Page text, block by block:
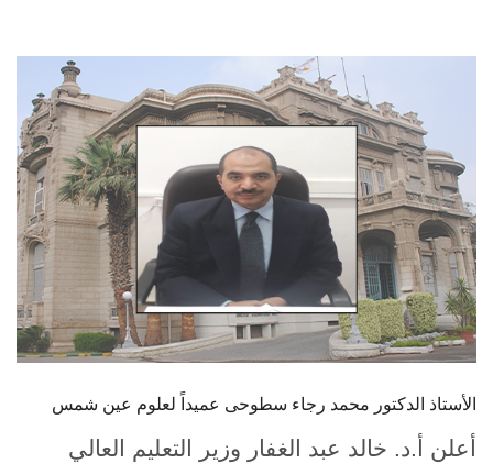
تواصل معنا
الطلاب
هيئة التدريس
الدراسات العليا
الخريجين
الأستاذ الدكتور محمد رجاء سطوحى عميداً لعلوم عين شمس
أعلن أ.د. خالد عبد الغفار وزير التعليم العالي